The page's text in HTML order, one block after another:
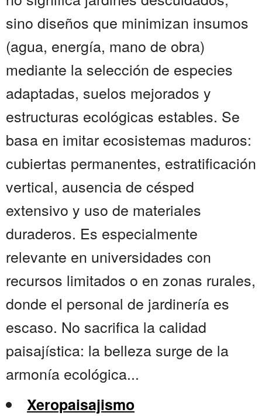
sino diseños que minimizan insumos
(agua, energía, mano de obra)
mediante la selección de especies
adaptadas, suelos mejorados y
estructuras ecológicas estables. Se
basa en imitar ecosistemas maduros:
cubiertas permanentes, estratificación
vertical, ausencia de césped
extensivo y uso de materiales
duraderos. Es especialmente
relevante en universidades con
recursos limitados o en zonas rurales,
donde el personal de jardinería es
escaso. No sacrifica la calidad
paisajística: la belleza surge de la
armonía ecológica...
Xeropaisajismo